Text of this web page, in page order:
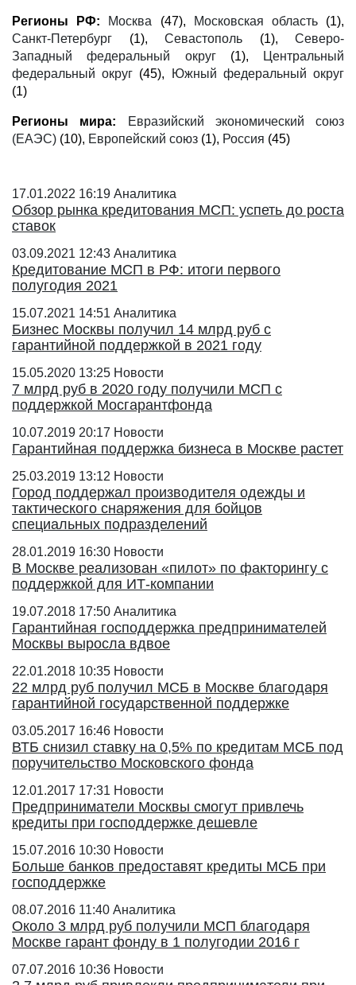
Регионы РФ: Москва (47), Московская область(1),
Санкт-Петербург (1), Севастополь (1), Северо-
Западный федеральный округ(1),
Центральный
федеральный округ (45),
Южный федеральный округ
(1)
Регионы мира:
Евразийский экономический союз
(ЕАЭС) (10), Европейский союз (1), Россия (45)
17.01.2022 16:19 Аналитика
Обзор рынка кредитования МСП: успеть до роста
ставок
03.09.2021 12:43 Аналитика
Кредитование МСП в РФ: итоги первого
полугодия 2021
15.07.2021 14:51 Аналитика
Бизнес Москвы получил 14 млрд руб с
гарантийной поддержкой в 2021 году
15.05.2020 13:25 Новости
7 млрд руб в 2020 году получили МСП с
поддержкой Мосгарантфонда
10.07.2019 20:17 Новости
Гарантийная поддержка бизнеса в Москве растет
25.03.2019 13:12 Новости
Город поддержал производителя одежды и
тактического снаряжения для бойцов
специальных подразделений
28.01.2019 16:30 Новости
В Москве реализован «пилот» по факторингу с
поддержкой для ИТ-компании
19.07.2018 17:50 Аналитика
Гарантийная господдержка предпринимателей
Москвы выросла вдвое
22.01.2018 10:35 Новости
22 млрд руб получил МСБ в Москве благодаря
гарантийной государственной поддержке
03.05.2017 16:46 Новости
ВТБ снизил ставку на 0,5% по кредитам МСБ под
поручительство Московского фонда
12.01.2017 17:31 Новости
Предприниматели Москвы смогут привлечь
кредиты при господдержке дешевле
15.07.2016 10:30 Новости
Больше банков предоставят кредиты МСБ при
господдержке
08.07.2016 11:40 Аналитика
Около 3 млрд руб получили МСП благодаря
Москве гарант фонду в 1 полугодии 2016 г
07.07.2016 10:36 Новости